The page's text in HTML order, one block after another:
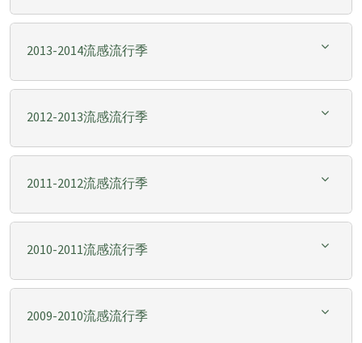
2013-2014流感流行季
2012-2013流感流行季
2011-2012流感流行季
2010-2011流感流行季
2009-2010流感流行季